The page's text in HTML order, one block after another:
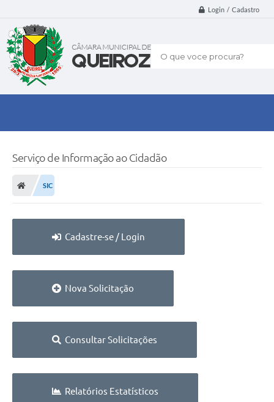
Login / Cadastro
O que voce procura?
Serviço de Informação ao Cidadão
SIC
Cadastre-se / Login
Nova Solicitação
Consultar Solicitações
Relatórios Estatísticos